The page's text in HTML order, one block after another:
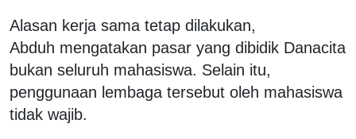
Alasan kerja sama tetap dilakukan,
Abduh mengatakan pasar yang dibidik Danacita
bukan seluruh mahasiswa. Selain itu,
penggunaan lembaga tersebut oleh mahasiswa
tidak wajib.